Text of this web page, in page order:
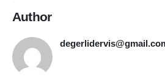
Author